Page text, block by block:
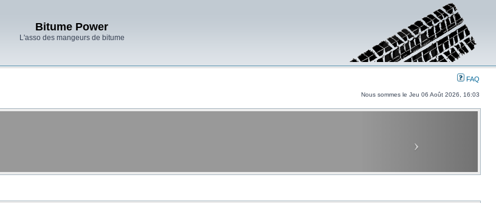
Bitume Power
L'asso des mangeurs de bitume
FAQ
Nous sommes le Jeu 06 Août 2026, 16:03